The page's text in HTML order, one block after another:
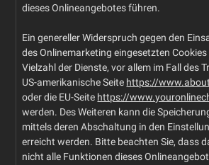
dieses Onlineangebotes führen.
Ein genereller Widerspruch gegen den
des Onlinemarketing eingesetzten
Vielzahl der Dienste, vor allem im Fall des
US-amerikanische Seite https://
oder die EU-Seite https://
werden. Des Weiteren kann die
mittels deren Abschaltung in den
erreicht werden. Bitte beachten Sie, dass
nicht alle Funktionen dieses